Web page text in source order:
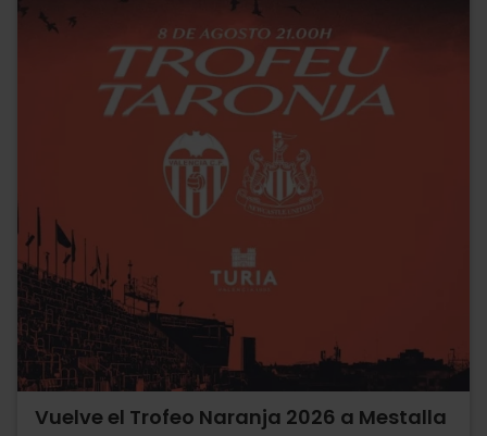
Vuelve el Trofeo Naranja 2026 a Mestalla